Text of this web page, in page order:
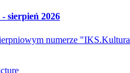
sierpień 2026
numerze